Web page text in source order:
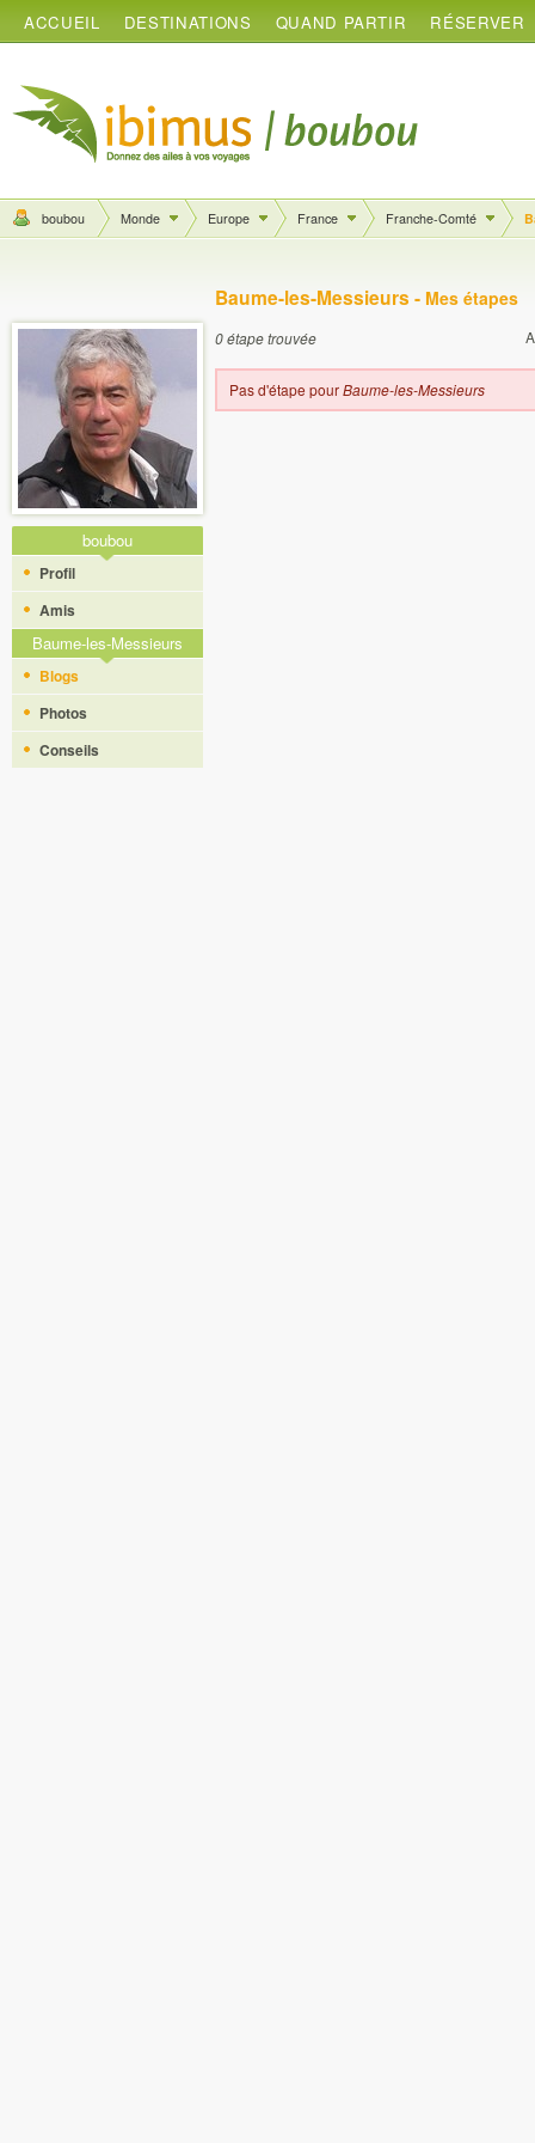
ACCUEIL DESTINATIONS QUAND PARTIR RÉSERVER
boubou Monde Europe France Franche-Comté
boubou
Profil
Amis
Baume-les-Messieurs
Blogs
Photos
Conseils
Baume-les-Messieurs - Mes étapes
0 étape trouvée
Pas d'étape pourBaume-les-Messieurs